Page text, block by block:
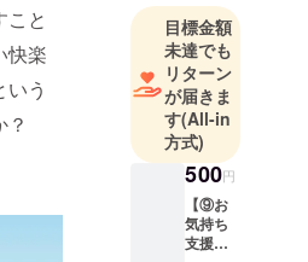
こと
快楽
いう
目標金額
未達でも
リターン
が届きま
す(All-in
方式)
500円
【⑨お
気持ち
支援】